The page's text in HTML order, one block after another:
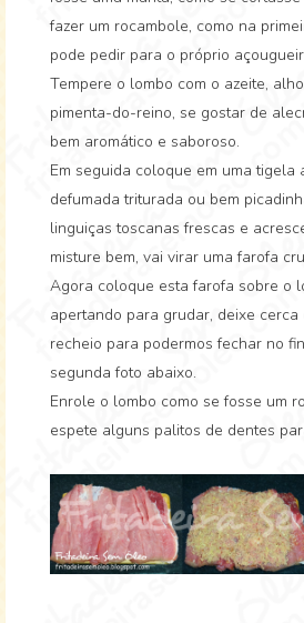
fazer um rocambole, como na
pode pedir para o próprio
Tempere o lombo com o azeite,
pimenta-do-reino, se gostar de
bem aromático e saboroso.
Em seguida coloque em uma tigela
defumada triturada ou bem
linguiças toscanas frescas e
misture bem, vai virar uma farofa
Agora coloque esta farofa sobre o
apertando para grudar, deixe cerca
recheio para podermos fechar no
segunda foto abaixo.
Enrole o lombo como se fosse um
espete alguns palitos de dentes